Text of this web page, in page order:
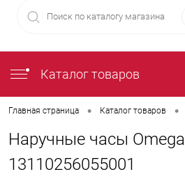
Каталог товаров
Главная страница • Каталог товаров •
Наручные часы Omega
13110256055001